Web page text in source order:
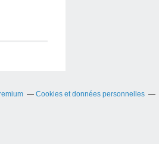
Cookies et données personnelles